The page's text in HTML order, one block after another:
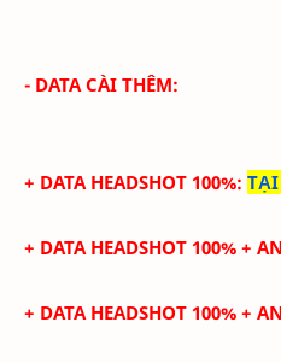
- DATA CÀI THÊM:
+ DATA HEADSHOT 100%:
+ DATA HEADSHOT 100% +
+ DATA HEADSHOT 100% +